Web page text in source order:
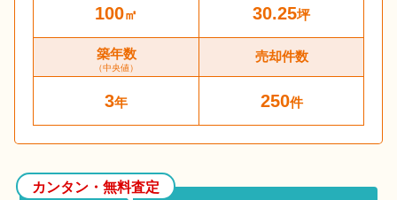
100㎡ 30.25坪
築年数
（中央値）
売却件数
3年 250件
カンタン・無料査定